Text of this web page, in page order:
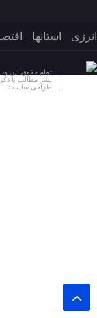
انرژی استانها
تمام حقوق این
نشر مطالب با ذکر
طراحی سایت :